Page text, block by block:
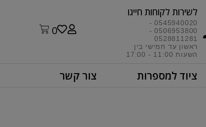
לשירות לקוחות חייגו​
0545940020 -
0506953800 -
0528811281
ראשון עד חמישי בין
השעות 11:00 - 17:00​
0
ציוד למספרות צור קשר